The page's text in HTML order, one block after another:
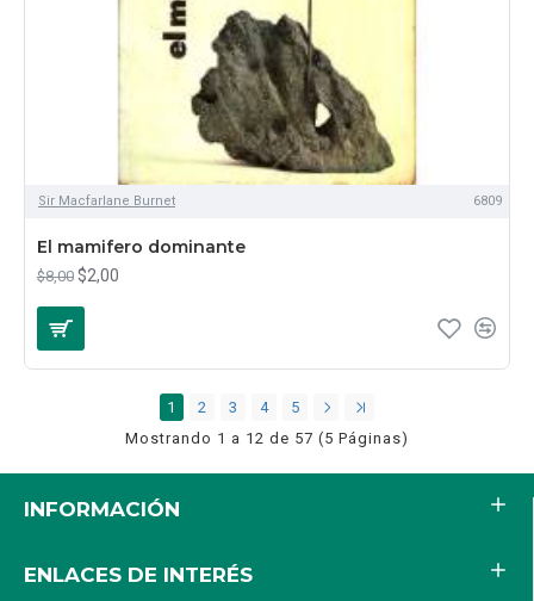
Sir Macfarlane Burnet 6809
El mamifero dominante
$8,00 $2,00
1 2 3 4
5
Mostrando 1 a 12 de 57 (5 Páginas)
INFORMACIÓN
ENLACES DE INTERÉS